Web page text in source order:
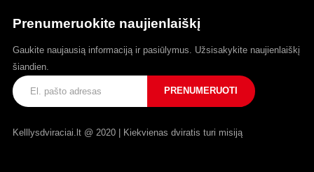
Prenumeruokite naujienlaiškį
Gaukite naujausią informaciją ir pasiūlymus. Užsisakykite naujienlaiškį
šiandien.
Kelllysdviraciai.lt @ 2020 | Kiekvienas dviratis turi misiją